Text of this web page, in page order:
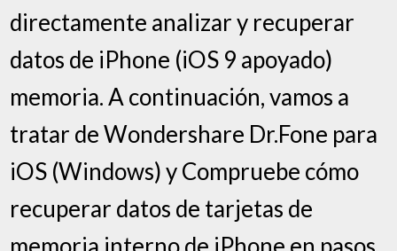
directamente analizar y recuperar
datos de iPhone (iOS 9 apoyado)
memoria. A continuación, vamos a
tratar de Wondershare Dr.Fone para
iOS (Windows) y Compruebe cómo
recuperar datos de tarjetas de
memoria interno de iPhone en pasos.